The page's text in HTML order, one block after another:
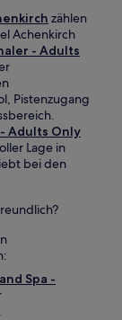
zählen
Achenkirch
- Adults
Pistenzugang
Adults Only
Lage in
bei den
Spa -